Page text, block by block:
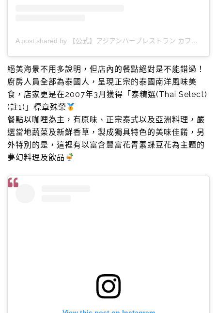
A post shared by 【公式】アジアンハーブレストラン カフェくるくま (@cafe_curcuma)
絕美海景不用多說明，但店內的餐點絕對是不能錯過！
廚房人員全部為泰國人，呈現正宗的泰國南洋風味美
食，店家更是在2007年3月獲得「泰精選(Thai Select)
(註1)」標章殊榮
餐點以咖哩為主，有原味、正宗泰式以及亞洲料理，嚴
選當地蔬菜及新鮮香草，製成獨具特色的美味佳餚，另
外特別的是，這裡有以富含豐富花青素蝶豆花為主題的
夢幻料理及飲品